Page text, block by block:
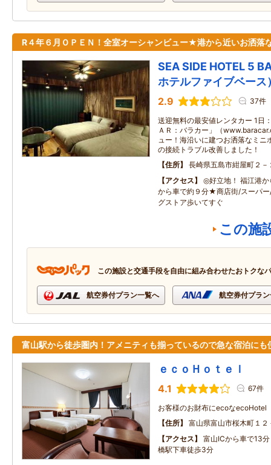
R４年６月ＯＰＥＮ！全室オーシャンビュー★港から近いお洒落
SEA SIDE HOTEL 5
ホテルファイブベース
2.9 37件
送迎無料の最安値レンタカー 1日
ＡＲ：バラカー」（
ュー！海沿いに建つお洒落なミ
の接続トラブル改善しました！
住所
長崎県五島市紺屋町２－
アクセス
◎好立地！ 福江港
から車で約９分★商店街/スーパ
グストア歩いてすぐ
この施
この施設と交通手段を自由に組み合わせたおトクな
航空券付プラン一覧へ 航空券付プラ
富山駅から徒歩圏内！アメニティも揃っているので急な宿泊にも
ｅｃｏＨｏｔｅｌ
4.1 67件
お客様のお財布にecoなecoHotel
住所
富山県富山市桜木町１
アクセス
富山ICから車で13
橋駅下車徒歩3分